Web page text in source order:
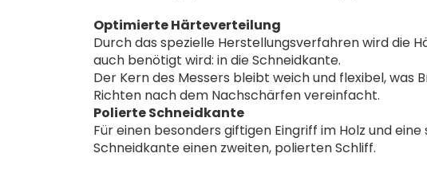
Optimierte Härteverteilung
Durch das spezielle Herstellungsverfahren wird die
auch benötigt wird: in die Schneidkante.
Der Kern des Messers bleibt weich und flexibel, was
Richten nach dem Nachschärfen vereinfacht.
Polierte Schneidkante
Für einen besonders giftigen Eingriff im Holz und
Schneidkante einen zweiten, polierten Schliff.